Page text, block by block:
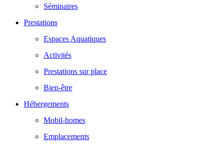
Séminaires
Prestations
Espaces Aquatiques
Activités
Prestations sur place
Bien-être
Hébergements
Mobil-homes
Emplacements